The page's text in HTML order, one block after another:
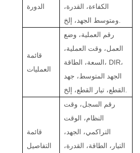
الدورة
الكفاءة، القدرة،
ومتوسط الجهد، إلخ.
قائمة
العمليات
رقم العملية، وضع
العمل، وقت العملية،
السعة، الطاقة، DIR،
الجهد المتوسط، جهد
القطع، تيار القطع، إلخ.
قائمة
التفاصيل
رقم السجل، وقت
النظام، الوقت
التراكمي، الجهد،
التيار، الطاقة، القدرة،